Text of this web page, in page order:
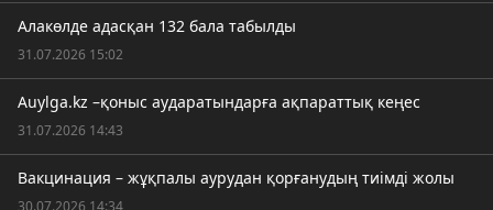
Алакөлде адасқан 132 бала табылды
31.07.2026 15:02
Auylga.kz –қоныс аударатындарға ақпараттық кеңес
31.07.2026 14:43
Вакцинация – жұқпалы аурудан қорғанудың тиімді жолы
30.07.2026 14:34